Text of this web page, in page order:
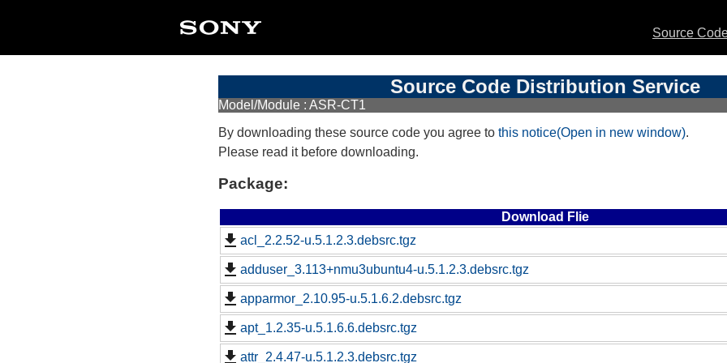
Source
Source Code Distribution Service
Model/Module : ASR-CT1
By downloading these source code you agree to this notice(Open in new window).
Please read it before downloading.
Package:
Download Flie
acl_2.2.52-u.5.1.2.3.debsrc.tgz
adduser_3.113+nmu3ubuntu4-u.5.1.2.3.debsrc.tgz
apparmor_2.10.95-u.5.1.6.2.debsrc.tgz
apt_1.2.35-u.5.1.6.6.debsrc.tgz
attr_2.4.47-u.5.1.2.3.debsrc.tgz